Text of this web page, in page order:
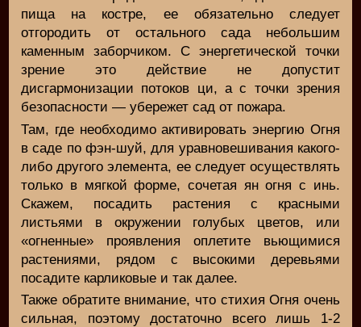
пища на костре, ее обязательно следует
отгородить от остального сада небольшим
каменным заборчиком. С энергетической точки
зрение это действие не допустит
дисгармонизации потоков ци, а с точки зрения
безопасности — убережет сад от пожара.
Там, где необходимо активировать энергию Огня
в саде по фэн-шуй, для уравновешивания какого-
либо другого элемента, ее следует осуществлять
только в мягкой форме, сочетая ян огня с инь.
Скажем, посадить растения с красными
листьями в окружении голубых цветов, или
«огненные» проявления оплетите вьющимися
растениями, рядом с высокими деревьями
посадите карликовые и так далее.
Также обратите внимание, что стихия Огня очень
сильная, поэтому достаточно всего лишь 1-2